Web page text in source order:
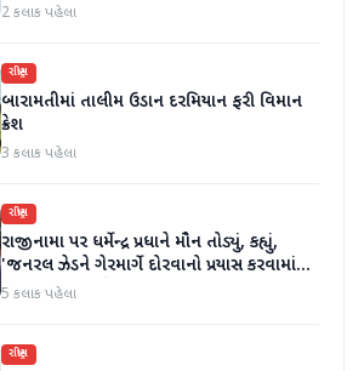
2 કલાક પહેલા
રાષ્ટ્રીય
બારામતીમાં તાલીમ ઉડાન દરમિયાન ફરી વિમાન
ક્રેશ
3 કલાક પહેલા
રાષ્ટ્રીય
રાજીનામા પર ધર્મેન્દ્ર પ્રધાને મૌન તોડ્યું, કહ્યું,
'જનરલ ઝેડને ગેરમાર્ગે દોરવાનો પ્રયાસ કરવામાં
આવ્યો, મારા માટે પદ મહત્વનું નથી'
5 કલાક પહેલા
રાષ્ટ્રીય